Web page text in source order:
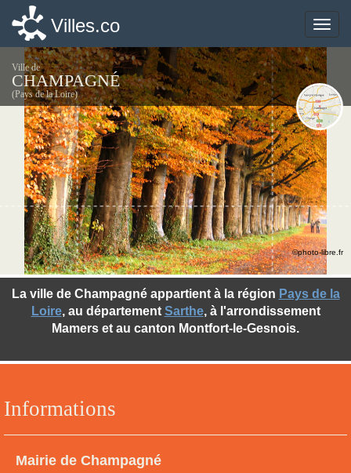
Toggle
Villes.co
Ville de
CHAMPAGNÉ
(Pays de la Loire)
Informations
Mairie de Champagné
La ville de Champagné appartient à la région Pays de la
Loire, au département Sarthe, à l'arrondissement
Mamers et au canton Montfort-le-Gesnois.
©photo-libre.fr
Toggle
Villes.co